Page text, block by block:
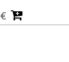
€